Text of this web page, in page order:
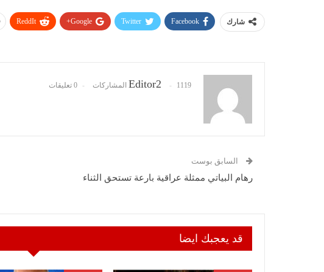
شارك Facebook
Twitter
Google+
ReddIt
Editor2 1119 المشاركات 0 تعليقات
السابق بوست
رهام البياتي ممثلة عراقية بارعة تستحق الثناء
قد يعجبك ايضا